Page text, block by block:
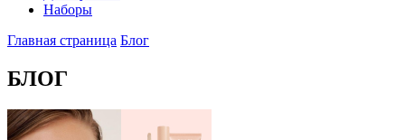
Наборы
Главная страница Блог
БЛОГ